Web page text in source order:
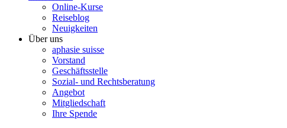
Online-Kurse
Reiseblog
Neuigkeiten
Über uns
aphasie suisse
Vorstand
Geschäftsstelle
Sozial- und Rechtsberatung
Angebot
Mitgliedschaft
Ihre Spende